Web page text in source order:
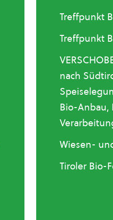
Treffpunkt
Treffpunkt
nach
Bio-Anbau,
Wiesen-
Tiroler Bio-